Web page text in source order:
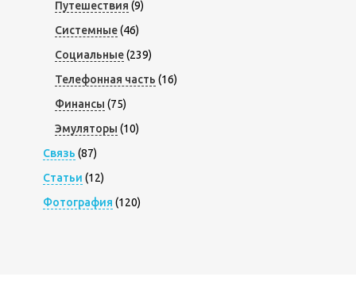
Путешествия (9)
Системные(46)
Социальные(239)
Телефонная часть (16)
Финансы (75)
Эмуляторы (10)
Связь (87)
Статьи (12)
Фотография (120)